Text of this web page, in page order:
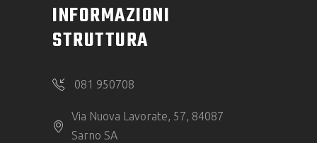
INFORMAZIONI
STRUTTURA
081 950708
Via Nuova Lavorate, 57, 84087
Sarno SA